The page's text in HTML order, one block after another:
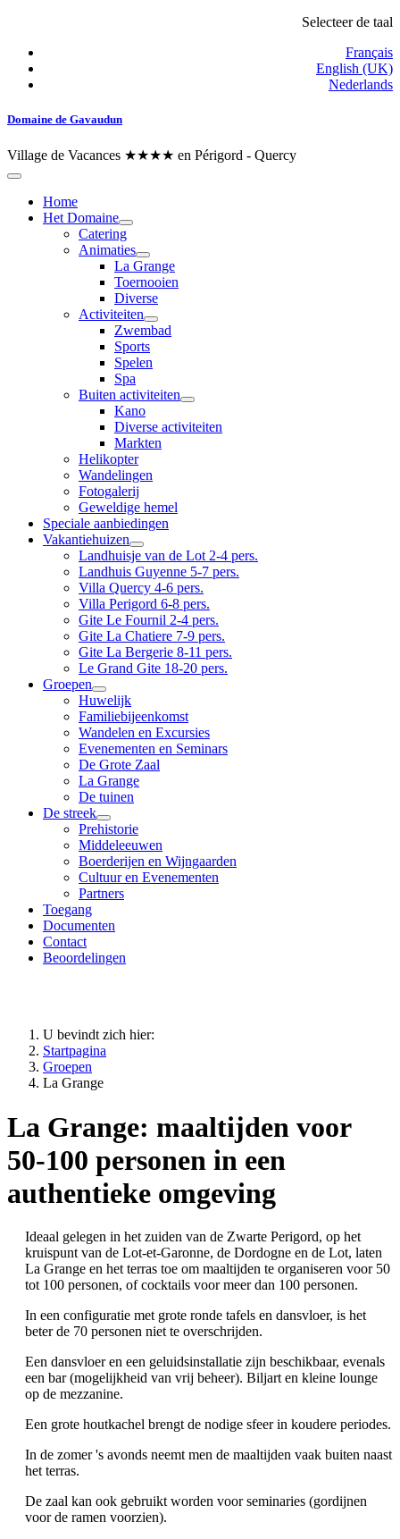
Selecteer de taal
Français
English (UK)
Nederlands
Domaine de Gavaudun
Village de Vacances ★★★★ en Périgord - Quercy
Home
Het Domaine
Catering
Animaties
La Grange
Toernooien
Diverse
Activiteiten
Zwembad
Sports
Spelen
Spa
Buiten activiteiten
Kano
Diverse activiteiten
Markten
Helikopter
Wandelingen
Fotogalerij
Geweldige hemel
Speciale aanbiedingen
Vakantiehuizen
Landhuisje van de Lot 2-4 pers.
Landhuis Guyenne 5-7 pers.
Villa Quercy 4-6 pers.
Villa Perigord 6-8 pers.
Gite Le Fournil 2-4 pers.
Gite La Chatiere 7-9 pers.
Gite La Bergerie 8-11 pers.
Le Grand Gite 18-20 pers.
Groepen
Huwelijk
Familiebijeenkomst
Wandelen en Excursies
Evenementen en Seminars
De Grote Zaal
La Grange
De tuinen
De streek
Prehistorie
Middeleeuwen
Boerderijen en Wijngaarden
Cultuur en Evenementen
Partners
Toegang
Documenten
Contact
Beoordelingen
U bevindt zich hier:
Startpagina
Groepen
La Grange
La Grange: maaltijden voor
50-100 personen in een
authentieke omgeving
Ideaal gelegen in het zuiden van de Zwarte Perigord, op het
kruispunt van de Lot-et-Garonne, de Dordogne en de Lot, laten
La Grange en het terras toe om maaltijden te organiseren voor 50
tot 100 personen, of cocktails voor meer dan 100 personen.
In een configuratie met grote ronde tafels en dansvloer, is het
beter de 70 personen niet te overschrijden.
Een dansvloer en een geluidsinstallatie zijn beschikbaar, evenals
een bar (mogelijkheid van vrij beheer). Biljart en kleine lounge
op de mezzanine.
Een grote houtkachel brengt de nodige sfeer in koudere periodes.
In de zomer 's avonds neemt men de maaltijden vaak buiten naast
het terras.
De zaal kan ook gebruikt worden voor seminaries (gordijnen
voor de ramen voorzien).